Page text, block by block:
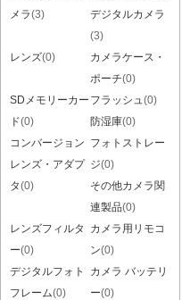
メラ(3)
デジタルカメラ
(3)
レンズ(0)
カメラケース・
ポーチ(0)
SDメモリーカー
ド(0)
フラッシュ(0)
防湿庫(0)
コンバージョン
レンズ・アダプ
タ(0)
フォトストレー
ジ(0)
その他カメラ関
連製品(0)
レンズフィルタ
ー(0)
カメラ用リモコ
ン(0)
デジタルフォト
フレーム(0)
カメラ バッテリ
ー(0)